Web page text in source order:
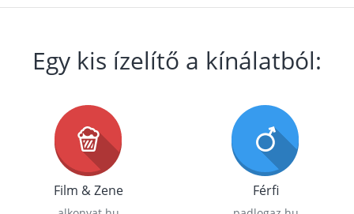
Egy kis ízelítő a kínálatból:
Film & Zene Férfi